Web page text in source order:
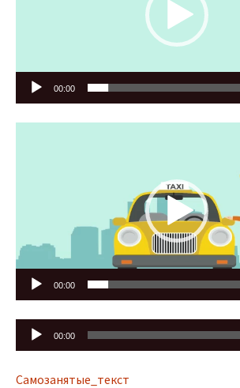
00:00
00:00
Аудиоплеер
00:00
Самозанятые_текст